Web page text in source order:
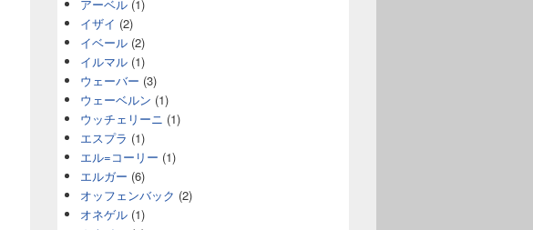
アーベル (1)
イザイ (2)
イベール (2)
イルマル (1)
ウェーバー (3)
ウェーベルン (1)
ウッチェリーニ (1)
エスプラ (1)
エル=コーリー (1)
エルガー (6)
オッフェンバック (2)
オネゲル (1)